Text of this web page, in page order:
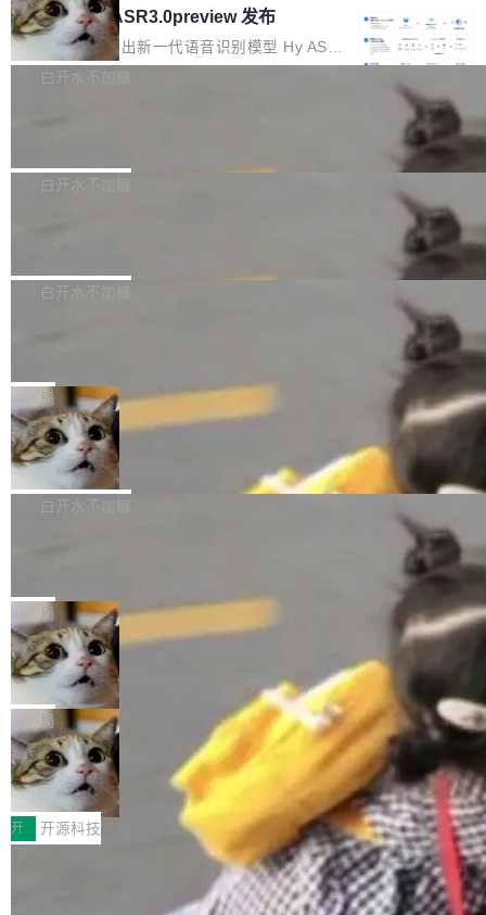
理解大规模代码仓时面临显著"代码仓理解"瓶
颈。 代码仓深度理解服务（以下简称" CodeBas
e深度理解服务"）是华为云码道（CodeA...
数据。2024年9月3日下午4点，他使用此前登录
的账号密码进入A集群，输入了一条被程序员圈
称为"删库跑路"的命令——最高管理员权限、无
自研的多个文生3D和...
oE 架构的大模型，好用到让人上瘾，但 GPU 显
存永远不够用。 Cloudflare 的 Workers AI 团队
一直在跑这些模型的推理。他们在官方博客上发
整性保护。效果是：吞吐量提升 41%，每 token
腾讯混元 Hy ASR3.0preview 发布
腾讯混元正式推出新一代语音识别模型 Hy ASR
3.0preview。基于最新一代大语言模型 Hy3 的
让语音识别不再只是听清，而是真正听懂。通过
w 不要求标准普通话，方言识别覆盖粤语、吴语
白开水不加糖
新和少量网页兼容性修复版本。 Changes/fixe
容提供的字体时出现的几个问题 为避免音频加
质的最低采样率）的音频格式将被拒绝 修复了 C
SS 圆角虚线样式中可能存在的问题 如果表单中
的图像元素不在同一个子树中，则它们将不再关
联 加...
白开水不加糖
发布的 Release Notes，他利用 AI 工具（如 Co
最强的若干项。对于尚未正式发版的 PG 19，则
通过拉取过去一年内（从 PG 18 Beta1 时间点
至今）的所有 commit，同样交由 AI 分析提炼。
经过人工复核，准确度令人满意。这一方法也为
社区爱好者提供了高效跟踪新版本的思路。
白开水不加糖
维护工作一直与我的日常工作、家务、社交生活
和休闲娱乐竞争时间。" 这是 libexpat 维护者 S
ebastian Pipping 写在博客里的话。8 月 4 日，
他宣布了一个新消息：从 2026 年 8 月 1 日起，
他可以全职维护 libexpat 了，最长 6 个月。发
库之一。你的操作系统、浏览器、无数的基础设
施软件，很可能都在用它。而过去十年，维护它
的人一直在用业余...
局
Firefox 153.0.3 发布
Firefox 153.0.3 现已发布，具体更新内容如
下： New Smart Window 包含多项增强功能：
gi?id=2019042">Bug&nbsp;2019042</a>）</l
i> <li>现在，助手可以直接使用 Exa 的网络搜索
结果回答问题，而无需将问题转交给搜索引擎。
（<a href="https://bugzilla.mozilla.org/show_
bug.cgi?id=204...
白开水不加糖
的 npm 包。项目的核心论点是：容器不适合 Ag
ent 计算。真正适合的，是 Isolate。 Cloudflare
工程师在这件事上没什么可谦虚的——他们用 W
orkers 跑了十年 Isolate。用 CEO Matthew Pri
nce 的话说：「我们一生都在用 Isolate 运行代
码，而 AI Agent 不需要容器，它们需要的是 Iso
late。」 容器为什么不合适 容器的问题在于启动
和销毁都太重了。一个 Agent 要执行的任务可能
只需要几毫秒的 CPU 时间，但容器从冷启动到
就绪要花数秒。如果未来有十...
局
OpenAI 公开邮件和聊天记录回应苹果
诉讼，称“Apple is getting this wron
g”
上个月，苹果一纸诉状把 OpenAI 告上法庭，指
控其挖角苹果前员工并窃取商业秘密。苹果的诉
状把 OpenAI 描述成一个系统性地从前东家挖
人、套取机密信息的对手。 OpenAI 没发律师
函，也没选择庭外沉默。它在官网贴了一篇博
文，标题只有六个字：Apple is getting this wro
ng。 然后，它把邮件往来和 iMessage 聊天记
录全贴了出来。 他发错人了 苹果外部律师 Gabr
iel Gross 来自 Weil 律所，2 月 23 日下午 5:53
局
HUAWEI MatePad Edge上架WorkBu
ddy鸿蒙PC版，说话就能干活的AI办公
搭子
全能AI工作台WorkBuddy鸿蒙PC版上架HUAWE
I MatePad Edge应用市场，直接下载即可使
用，与鸿蒙电脑上的体验一致。值得一提的是，
这是目前市面上唯一支持平板接入WorkBuddy P
C版的产品，搭载“人机双写”重磅功能——你写
开 开源科技
FFmpeg 9.0 发布：代号“Lei”，以此纪
全球知名开源多媒体框架 FFmpeg 今天正式发